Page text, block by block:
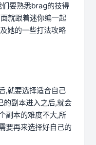
要熟悉brag的技得
就跟着迷你编一起
她的一些打法攻略
,就要选择适合自己
的副本进入之后,就会
副本的难度不大,所
要再来选择好自己的